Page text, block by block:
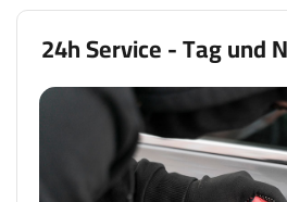
24h Service - Tag und